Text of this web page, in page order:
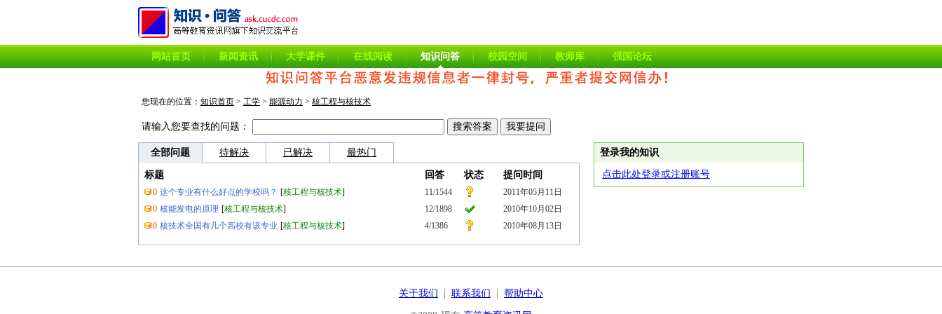
网站首页 新闻资讯 大学课件 在线阅读 知识问答 校园空间 教师库 强国论坛
您现在的位置： 知识首页 > 工学 > 能源动力 > 核工程与核技术
请输入您要查找的问题：
全部问题 待解决 已解决 最热门
标题 回答 状态 提问时间
0 这个专业有什么好点的学校吗？ [核工程与核技术] 11/1544
2011年05月11日
0 核能发电的原理 [核工程与核技术] 12/1898
2010年10月02日
0 核技术全国有几个高校有该专业 [核工程与核技术] 4/1386 2010年08月13日
登录我的知识
点击此处登录或注册账号
关于我们 联系我们 帮助中心